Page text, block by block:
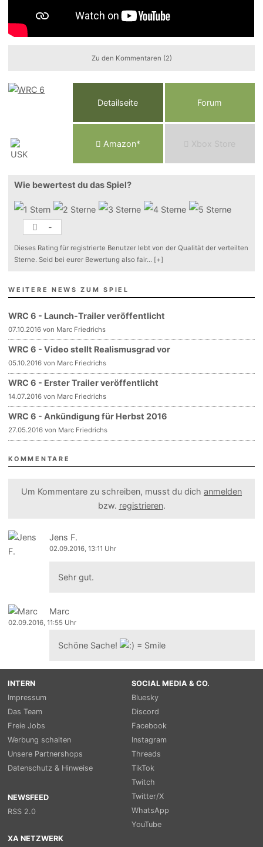
Zu den Kommentaren (2)
Detailseite Forum
Amazon* Xbox Store
Wie bewertest du das Spiel?
-
Dieses Rating für registrierte Benutzer lebt von der Qualität der verteilten
Sterne. Seid bei eurer Bewertung also fair... [+]
WEITERE NEWS ZUM SPIEL
WRC 6 - Launch-Trailer veröffentlicht
07.10.2016 von Marc Friedrichs
WRC 6 - Video stellt Realismusgrad vor
05.10.2016 von Marc Friedrichs
WRC 6 - Erster Trailer veröffentlicht
14.07.2016 von Marc Friedrichs
WRC 6 - Ankündigung für Herbst 2016
27.05.2016 von Marc Friedrichs
KOMMENTARE
Um Kommentare zu schreiben, musst du dich anmelden
bzw. registrieren.
Jens F.
02.09.2016, 13:11 Uhr
Sehr gut.
Marc
02.09.2016, 11:55 Uhr
Schöne Sache!
INTERN
Impressum
Das Team
Freie Jobs
Werbung schalten
Unsere Partnershops
Datenschutz & Hinweise
NEWSFEED
RSS 2.0
SOCIAL MEDIA & CO.
Bluesky
Discord
Facebook
Instagram
Threads
TikTok
Twitch
Twitter/X
WhatsApp
YouTube
XA NETZWERK